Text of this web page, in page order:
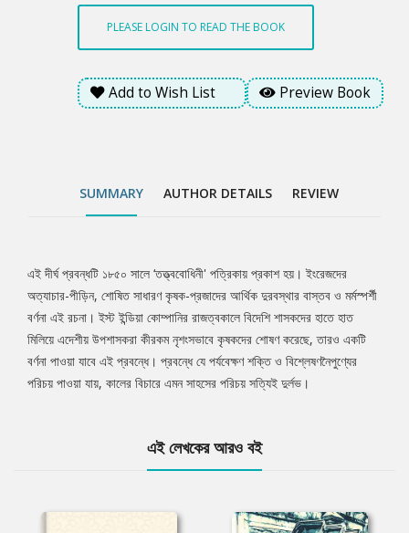
কৃষকদের শোষণ করেছে, তারও একটি বর্ণনা পাওয়া যাবে এই প্রবন্ধে। প্রবন্ধে
যে পর্যবেক্ষণ শক্তি ও বিশ্লেষণনৈপুণ্যের পরিচয় পাওয়া যায়, কালের বিচারে
এমন সাহসের পরিচয় সত্যিই দুর্লভ।
PLEASE LOGIN TO READ THE BOOK
Add to Wish List Preview Book
SUMMARY AUTHOR DETAILS REVIEW
Tab
Article
এই দীর্ঘ প্রবন্ধটি ১৮৫০ সালে ‘তত্ত্ববোধিনী' পত্রিকায় প্রকাশ হয়। ইংরেজদের
অত্যাচার-পীড়িন, শোষিত সাধারণ কৃষক-প্রজাদের আর্থিক দুরবস্থার বাস্তব ও মর্মস্পর্শী
বর্ণনা এই রচনা। ইস্ট ইন্ডিয়া কোম্পানির রাজত্বকালে বিদেশি শাসকদের হাতে হাত
মিলিয়ে এদেশীয় উপশাসকরা কীরকম নৃশংসভাবে কৃষকদের শোষণ করেছে, তারও একটি
বর্ণনা পাওয়া যাবে এই প্রবন্ধে। প্রবন্ধে যে পর্যবেক্ষণ শক্তি ও বিশ্লেষণনৈপুণ্যের
পরিচয় পাওয়া যায়, কালের বিচারে এমন সাহসের পরিচয় সত্যিই দুর্লভ।
এই লেখকের আরও বই